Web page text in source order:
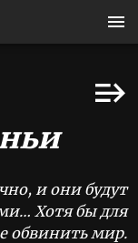
и они будут
Хотя бы для
обвинить мир.